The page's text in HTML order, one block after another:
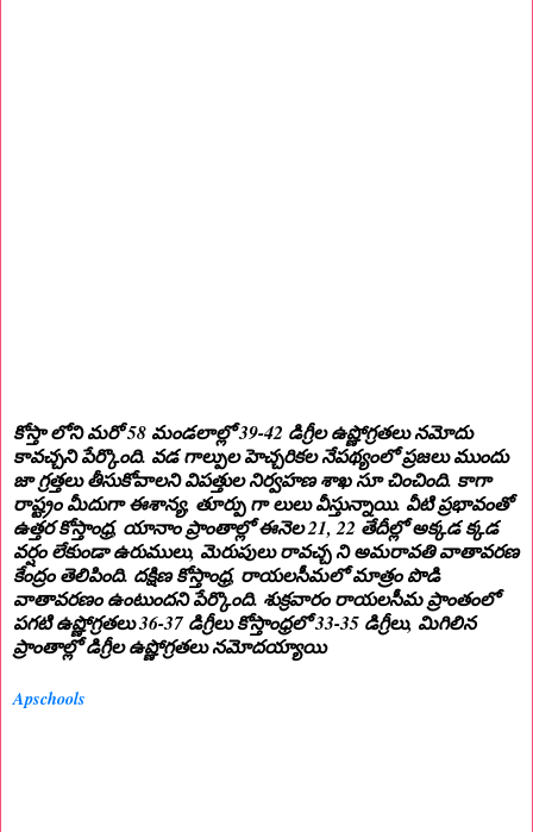
కోస్తా లోని మరో 58 మండలాల్లో 39-42 డిగ్రీల ఉష్ణోగ్రతలు నమోదు
కావచ్చని పేర్కొంది. వడ గాల్పుల హెచ్చరికల నేపథ్యంలో ప్రజలు ముందు
జా గ్రత్తలు తీసుకోవాలని విపత్తుల నిర్వహణ శాఖ సూ చించింది. కాగా
రాష్ట్రం మీదుగా ఈశాన్య, తూర్పు గా లులు వీస్తున్నాయి. వీటి ప్రభావంతో
ఉత్తర కోస్తాంధ్ర, యానాం ప్రాంతాల్లో ఈనెల 21, 22 తేదీల్లో అక్కడ క్కడ
వర్షం లేకుండా ఉరుములు, మెరుపులు రావచ్చ ని అమరావతి వాతావరణ
కేంద్రం తెలిపింది. దక్షిణ కోస్తాంధ్ర, రాయలసీమలో మాత్రం పొడి
వాతావరణం ఉంటుందని పేర్కొంది. శుక్రవారం రాయలసీమ ప్రాంతంలో
పగటి ఉష్ణోగ్రతలు 36-37 డిగ్రీలు కోస్తాంధ్రలో 33-35 డిగ్రీలు, మిగిలిన
ప్రాంతాల్లో డిగ్రీల ఉష్ణోగ్రతలు నమోదయ్యాయి
Apschools